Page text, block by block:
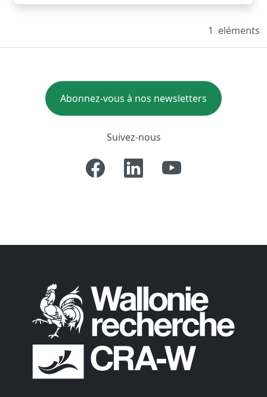
1 eléments
Abonnez-vous à nos newsletters
Suivez-nous